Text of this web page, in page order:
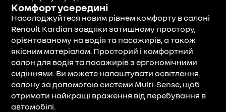
Комфорт усередині
Насолоджуйтеся новим рівнем комфорту в салоні
Renault Kardian завдяки затишному простору,
орієнтованому на водія та пасажирів, а також
якісним матеріалам. Просторий і комфортний
салон для водія та пасажирів з ергономічними
сидіннями. Ви можете налаштувати освітлення
салону за допомогою системи Multi-Sense, щоб
отримати найкращі враження від перебування в
автомобілі.